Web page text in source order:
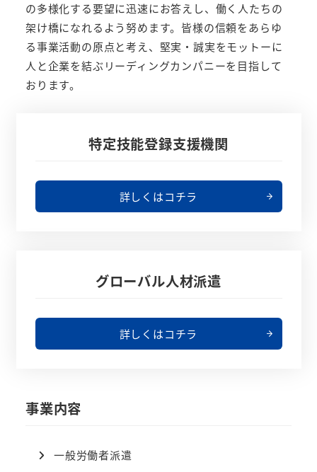
の多様化する要望に迅速にお答えし、働く人たちの
架け橋になれるよう努めます。皆様の信頼をあらゆ
る事業活動の原点と考え、堅実・誠実をモットーに
人と企業を結ぶリーディングカンパニーを目指して
おります。
特定技能登録支援機関
詳しくはコチラ
グローバル人材派遣
詳しくはコチラ
事業内容
一般労働者派遣